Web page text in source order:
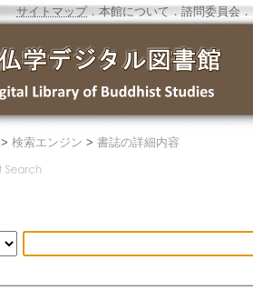
サイトマップ．本館について ． 諮問委員会 ．
> 検索エンジン > 書誌の詳細内容